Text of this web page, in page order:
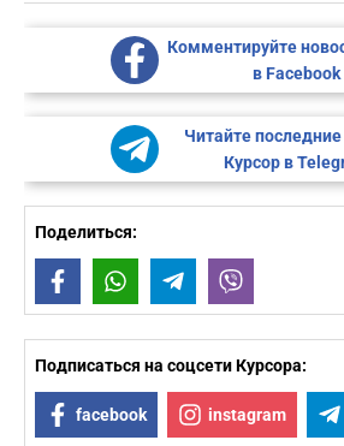
Комментируйте
в Facebook
Читайте последние
Курсор в
Поделиться:
FacebookWhatsAppTelegram
Подписаться на соцсети Курсора:
facebook instagram